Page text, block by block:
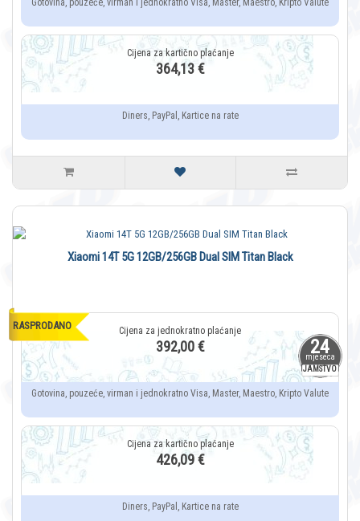
Gotovina, pouzeće, virman i jednokratno Visa, Master, Maestro, Kripto Valute
364,13 €
Diners, PayPal, Kartice na rate
24
mjeseca
JAMSTVO
RASPRODANO
Xiaomi 14T 5G 12GB/256GB Dual SIM Titan Black
392,00 €
Gotovina, pouzeće, virman i jednokratno Visa, Master, Maestro, Kripto Valute
426,09 €
Diners, PayPal, Kartice na rate